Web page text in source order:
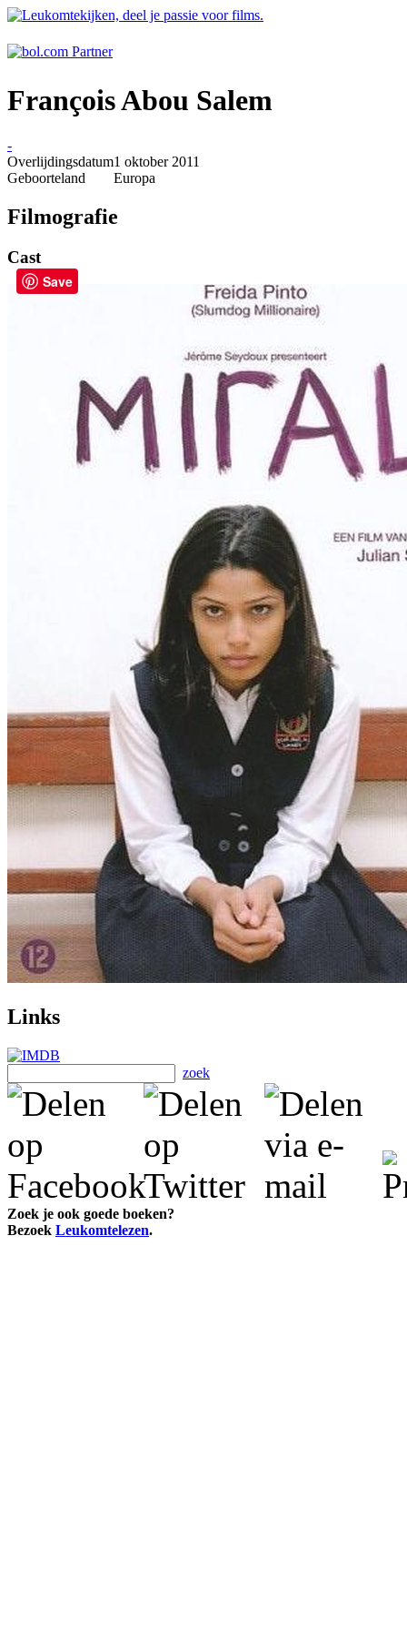
François Abou Salem
-
Overlijdingsdatum1 oktober 2011
Geboorteland
Europa
Filmografie
Cast
Links
zoek
Zoek je ook goede boeken?
Bezoek Leukomtelezen.
Save